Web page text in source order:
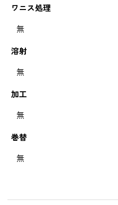
ワニス処理
無
溶射
無
加工
無
巻替
無